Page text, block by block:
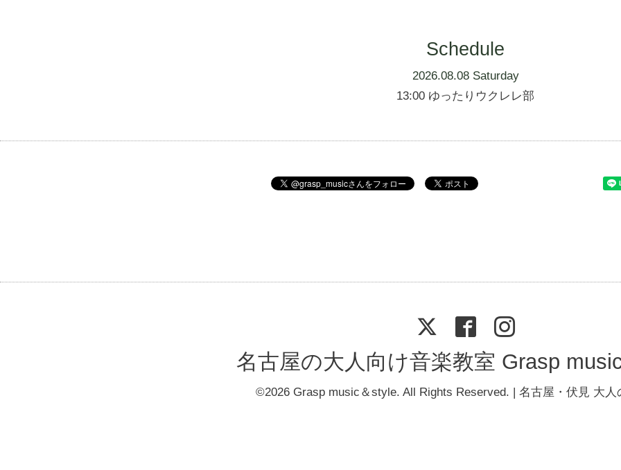
Schedule
2026.08.08 Saturday
13:00 ゆったりウクレレ部
名古屋の大人向け音楽教室 Grasp
©2026 Grasp music＆style. All Rights Reserved. | 名古屋・伏見 大人